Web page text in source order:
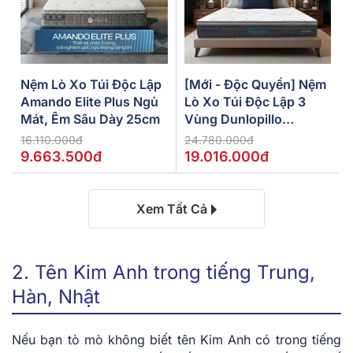
Nệm Lò Xo Túi Độc Lập
Amando Elite Plus Ngủ
Mát, Êm Sâu Dày 25cm
16.110.000đ
9.663.500đ
[Mới - Độc Quyền] Nệm
Lò Xo Túi Độc Lập 3
Vùng Dunlopillo
De.Stress Powerful
24.780.000đ
19.016.000đ
Xem Tất Cả
2. Tên Kim Anh trong tiếng Trung,
Hàn, Nhật
Nếu bạn tò mò không biết tên Kim Anh có trong tiếng